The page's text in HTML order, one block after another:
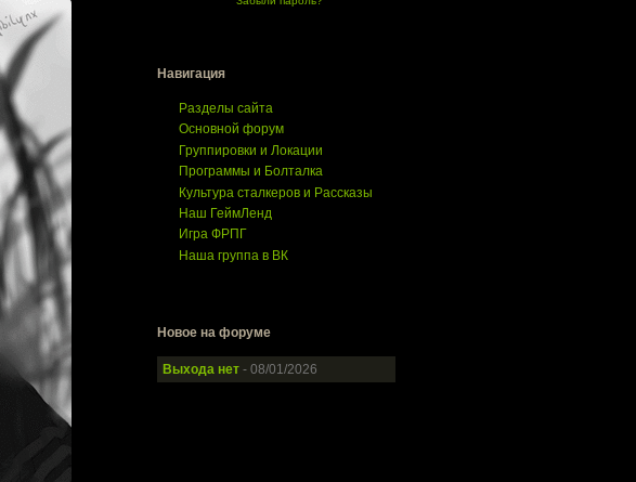
Навигация
Разделы сайта
Основной форум
Группировки и Локации
Программы и Болталка
Культура сталкеров и Рассказы
Наш ГеймЛенд
Игра ФРПГ
Наша группа в ВК
Новое на форуме
Выхода нет - 08/01/2026